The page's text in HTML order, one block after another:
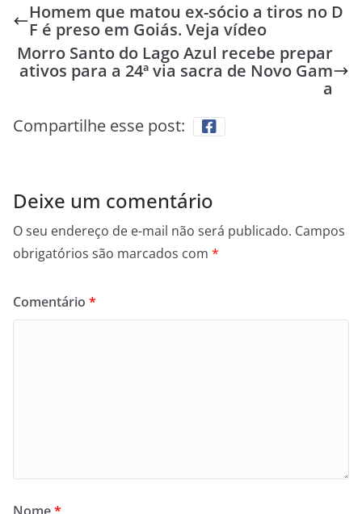
Homem que matou ex-sócio a tiros no D
F é preso em Goiás. Veja vídeo
Morro Santo do Lago Azul recebe prepar
ativos para a 24ª via sacra de Novo Gam
a
Compartilhe esse post:
Deixe um comentário
O seu endereço de e-mail não será publicado. Campos
obrigatórios são marcados com *
Comentário *